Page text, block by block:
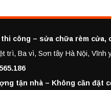
công – sửa chữa rèm
trì, Ba vì, Sơn tây Hà Nội, Vĩnh
tận nhà – Không cần đặt